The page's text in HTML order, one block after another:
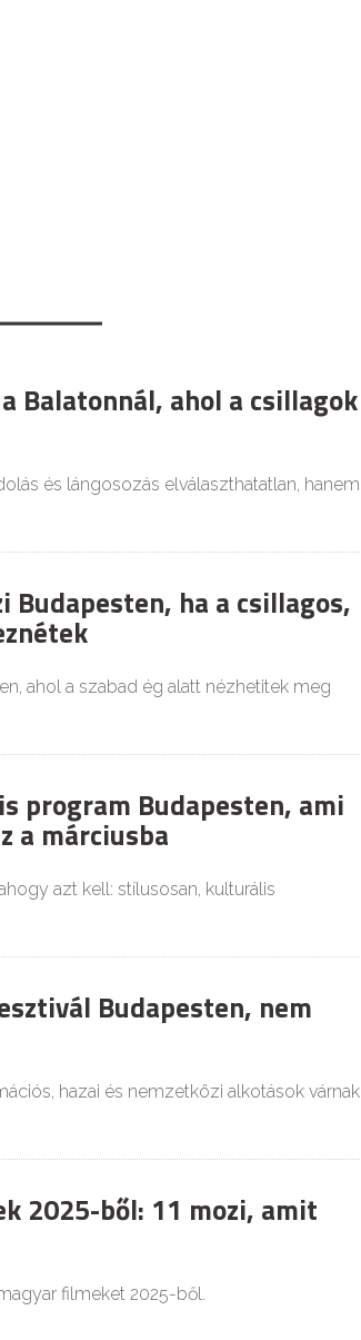
Balatonnál, ahol a csillagok
és lángosozás elválaszthatatlan, hanem
ha a csillagos,
ahol a szabad ég alatt nézhetitek meg
program Budapesten, ami
a márciusba
azt kell: stílusosan, kulturális
Budapesten, nem
hazai és nemzetközi alkotások várnak
2025-ből: 11 mozi, amit
filmeket 2025-ből.